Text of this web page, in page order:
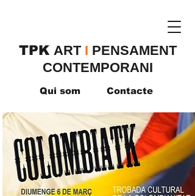
TPK ​ART I PENSAMENT
CONTEMPORANI
Qui som Contacte